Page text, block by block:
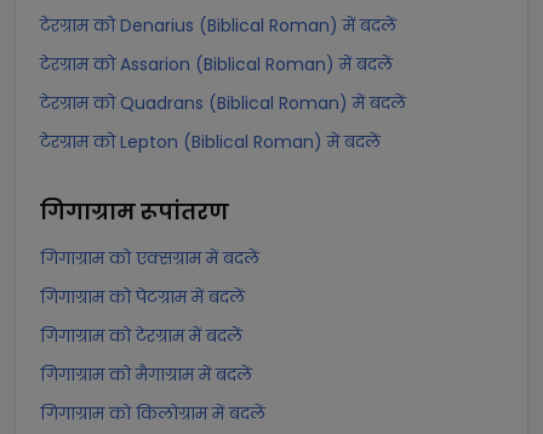
टेरग्राम को Denarius (Biblical Roman) में बदलें
टेरग्राम को Assarion (Biblical Roman) में बदलें
टेरग्राम को Quadrans (Biblical Roman) में बदलें
टेरग्राम को Lepton (Biblical Roman) में बदलें
गिगाग्रामरूपांतरण
गिगाग्राम को एक्सग्राम में बदलें
गिगाग्राम को पेटग्राम में बदलें
गिगाग्राम को टेरग्राम में बदलें
गिगाग्राम को मैगाग्राम में बदलें
गिगाग्राम को किलोग्राम में बदलें